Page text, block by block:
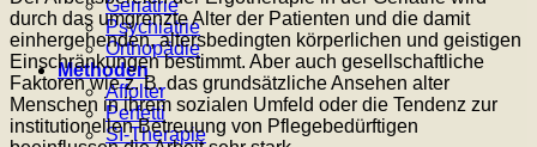
Geriatrie
Psychiatrie
Orthopädie
Methoden
Affolter
Perfetti
SI-Therapie
durch das umgrenzte Alter der Patienten und die damit
einhergehenden, altersbedingten körperlichen und geistigen
Einschränkungen bestimmt. Aber auch gesellschaftliche
Faktoren wie z. B. das grundsätzliche Ansehen alter
Menschen in ihrem sozialen Umfeld oder die Tendenz zur
institutionellen Betreuung von Pflegebedürftigen